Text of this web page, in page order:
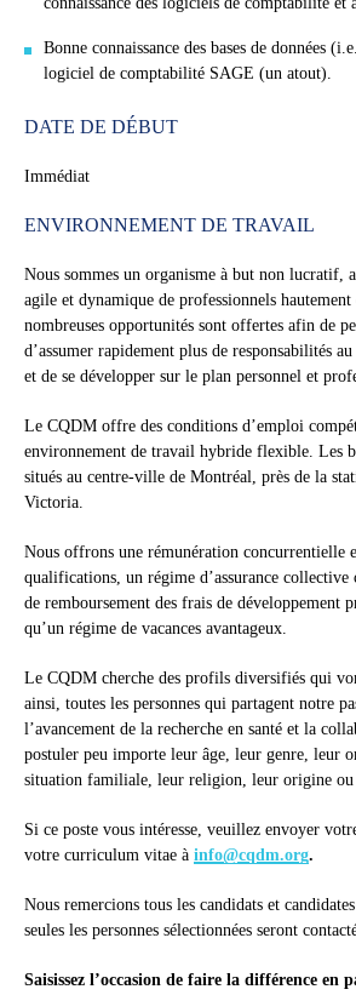
Bonne connaissance des bases de données
logiciel de comptabilité SAGE (un atout).
DATE DE DÉBUT
Immédiat
ENVIRONNEMENT DE TRAVAIL
Nous sommes un organisme à but non lucratif,
agile et dynamique de professionnels
nombreuses opportunités sont offertes afin de
d’assumer rapidement plus de responsabilités
et de se développer sur le plan personnel et
Le CQDM offre des conditions d’emploi
environnement de travail hybride flexible. Les
situés au centre-ville de Montréal, près de la
Victoria.
Nous offrons une rémunération concurrentielle
qualifications, un régime d’assurance
de remboursement des frais de développement
qu’un régime de vacances avantageux.
Le CQDM cherche des profils diversifiés qui
ainsi, toutes les personnes qui partagent notre
l’avancement de la recherche en santé et la
postuler peu importe leur âge, leur genre, leur
situation familiale, leur religion, leur origine ou
Si ce poste vous intéresse, veuillez envoyer
votre curriculum vitae à info@cqdm.org.
Nous remercions tous les candidats et
seules les personnes sélectionnées seront
Saisissez l’occasion de faire la différence en